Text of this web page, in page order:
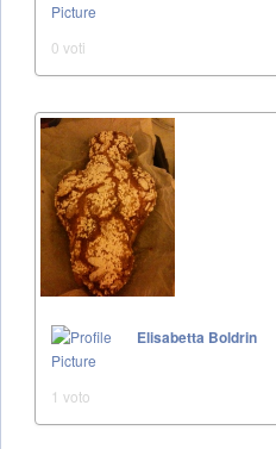
0 voti
Elisabetta Boldrin
1 voto